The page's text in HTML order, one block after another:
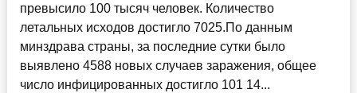
превысило 100 тысяч человек. Количество
летальных исходов достигло 7025.По данным
минздрава страны, за последние сутки было
выявлено 4588 новых случаев заражения, общее
число инфицированных достигло 101 14...